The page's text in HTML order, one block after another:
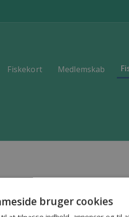
Fiskekort Medlemskab
bruger cookies